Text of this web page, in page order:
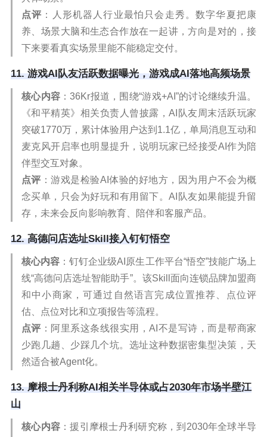
点评 ：人形机器人行业最怕只会走秀。数字华夏把康
养、场景大脑和生态合作放在一起讲，方向是对的，接
下来要看真实场景里能不能稳定交付。
11. 游戏AI队友活跃数据曝光，游戏成AI落地高频场景
核心内容 ：36Kr报道，围绕“游戏+AI”的讨论继续升温。
《和平精英》相关负责人曾披露，AI队友周末活跃玩家
突破1770万，累计体验用户达到1.1亿，单局消息互动和
麦克风开启率也明显提升，说明玩家已经接受AI作为陪
伴型交互对象。
点评 ：游戏是检验AI体验的好地方，因为用户不会为概
念买单，只会为好玩和有用留下。AI队友如果能提升留
存，未来会反向影响教育、陪伴和客服产品。
12. 高德问店选址Skill接入钉钉悟空
核心内容 ：钉钉企业级AI原生工作平台“悟空”技能广场上
线“高德问店选址智能助手”。该Skill面向连锁品牌加盟商
和中小商家，可通过自然语言完成位置推荐、点位评
估、点位对比和立项报告等流程。
点评 ：阿里系这条线很实用，AI不是写诗，而是帮商家
少跑几趟、少踩几个坑。选址这种数据密集型决策，天
然适合被Agent化。
13. 摩根士丹利称AI相关半导体或占2030年市场半壁江
山
核心内容 ：援引摩根士丹利研究称，到2030年全球半导